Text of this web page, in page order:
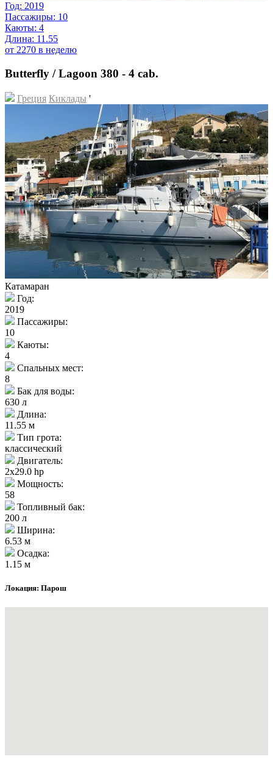
Год: 2019
Пассажиры: 10
Каюты: 4
Длина: 11.55
от 2270 в неделю
Butterfly / Lagoon 380 - 4 cab.
Греция Киклады '
Катамаран
Год:
2019
Пассажиры:
10
Каюты:
4
Спальных мест:
8
Бак для воды:
630 л
Длина:
11.55 м
Тип грота:
классический
Двигатель:
2x29.0 hp
Мощность:
58
Топливный бак:
200 л
Ширина:
6.53 м
Осадка:
1.15 м
Локация: Парош